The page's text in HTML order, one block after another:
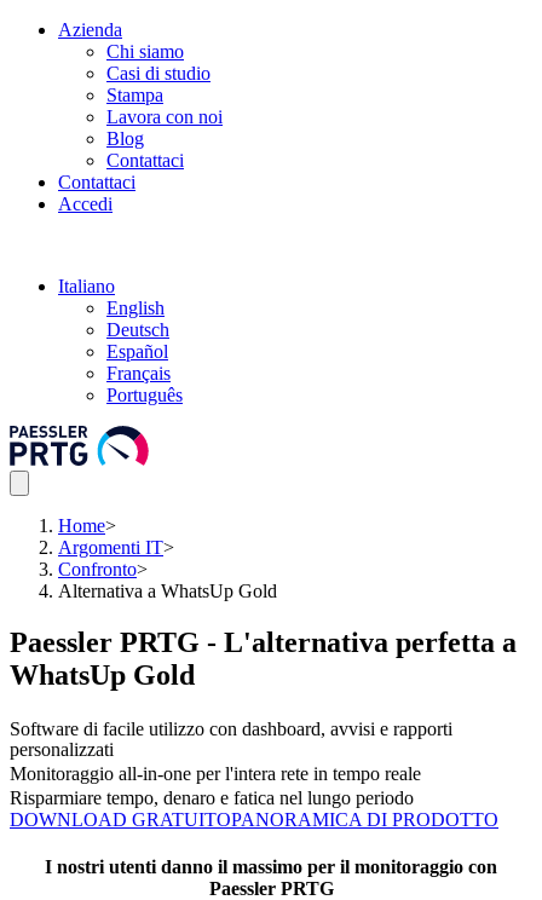
Azienda
Chi siamo
Casi di studio
Stampa
Lavora con noi
Blog
Contattaci
Contattaci
Accedi
Italiano
English
Deutsch
Español
Français
Português
Home>
Argomenti IT>
Confronto>
Alternativa a WhatsUp Gold
Paessler PRTG - L'alternativa perfetta a
WhatsUp Gold
Software di facile utilizzo con dashboard, avvisi e rapporti
personalizzati
Monitoraggio all-in-one per l'intera rete in tempo reale
Risparmiare tempo, denaro e fatica nel lungo periodo
DOWNLOAD GRATUITOPANORAMICA DI PRODOTTO
I nostri utenti danno il massimo per il monitoraggio con
Paessler PRTG